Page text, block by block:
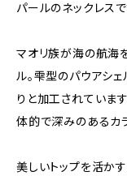
パールのネックレス
マオリ族が海の航海
ル。雫型のパウアシ
りと加工されていま
体的で深みのあるカ
美しいトップを活か